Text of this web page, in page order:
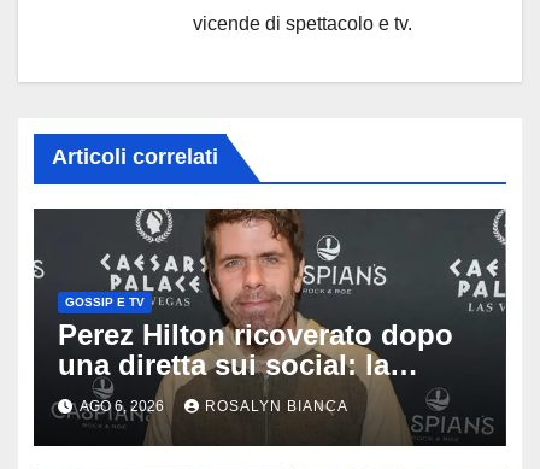
vicende di spettacolo e tv.
Articoli correlati
GOSSIP E TV
Perez Hilton ricoverato dopo
una diretta sui social: la
famiglia rompe il silenzio sulle
sue condizioni
AGO 6, 2026 ROSALYN BIANCA